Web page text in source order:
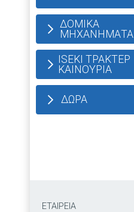
ΔΟΜΙΚΑ
ΜΗΧΑΝΗΜΑΤΑ
ISEKI ΤΡΑΚΤΕΡ
ΚΑΙΝΟΥΡΙΑ
ΔΩΡΑ
ΕΤΑΙΡΕΙΑ